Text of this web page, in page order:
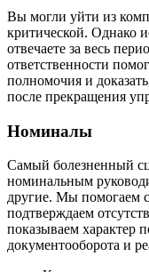
Вы могли уйти из
критической. Однако
отвечаете за весь
ответственности
полномочия и
после прекращения
Номиналы
Самый болезненный
номинальным
другие. Мы помогаем
подтверждаем
показываем характер
документооборота и